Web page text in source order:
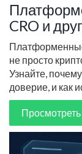
CRO и
как
не просто
Узнайте,
доверие, и как